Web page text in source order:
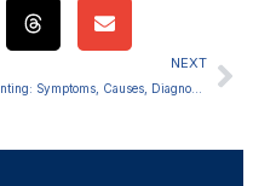
NEXT
Fainting: Symptoms, Causes, Diagnosis and Treatment